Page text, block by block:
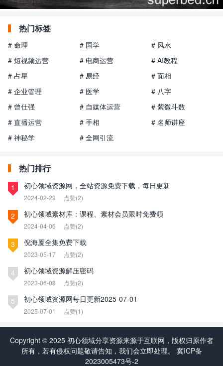
热门标签
# 命理 # 国学
# 风水
# 短视频运营
# 电商运营
# AI教程
# 占星
# 易经
# 面相
# 企业管理
# 医学
# 八字
# 曾仕强
# 自媒体运营
# 紫微斗数
# 直播运营
# 手相
# 名师讲座
# 神秘学
# 全网引流
热门排行
1 初心领域资源网，全站资源免费下载，每日更新
2024-02-29 点赞(2)
2 初心领域素材库：课程、素材会员限时免费领
2024-04-06 点赞(2)
3 倪海厦全集免费下载
2023-05-17 点赞(2)
4 初心领域资源解压密码
2023-06-08 点赞(2)
5 初心领域资源网每日更新2025-07-01
2025-07-01 点赞(1)
Copyright © 2025 初心领域分享资源来源于互联网，版权归原作者
所有，若有侵权问题敬请告知，我们会立即处理。 冀ICP备
2023005473号-2